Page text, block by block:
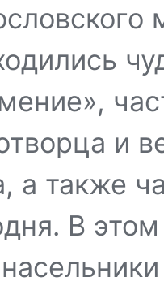
и
а также
В